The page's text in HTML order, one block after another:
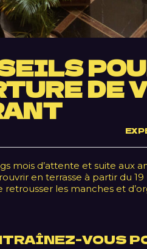
DE
mois d’attente et suite aux
en terrasse à partir du
retrousser les manches et
VOUS